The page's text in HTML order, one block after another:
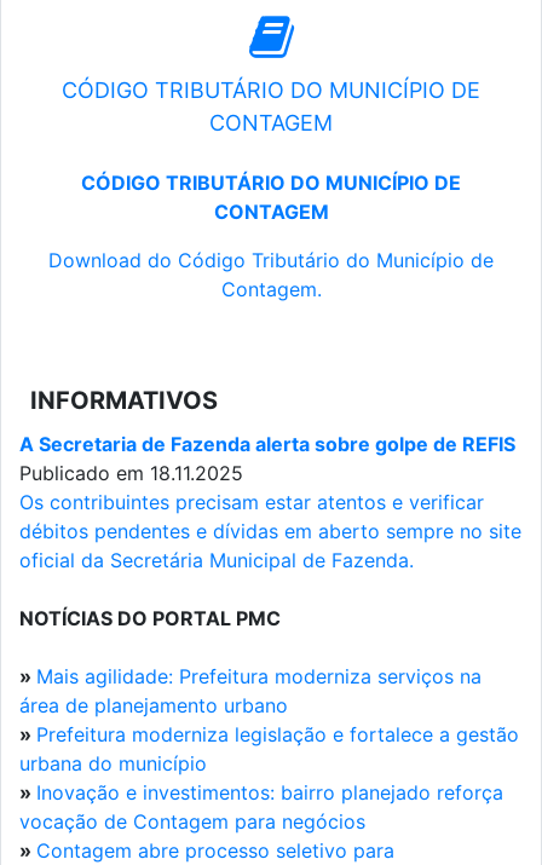
CÓDIGO TRIBUTÁRIO DO MUNICÍPIO DE
CONTAGEM
CÓDIGO TRIBUTÁRIO DO MUNICÍPIO DE
CONTAGEM
Download do Código Tributário do Município de
Contagem.
INFORMATIVOS
A Secretaria de Fazenda alerta sobre golpe de REFIS
Publicado em 18.11.2025
Os contribuintes precisam estar atentos e verificar
débitos pendentes e dívidas em aberto sempre no site
oficial da Secretária Municipal de Fazenda.
NOTÍCIAS DO PORTAL PMC
» Mais agilidade: Prefeitura moderniza serviços na
área de planejamento urbano
» Prefeitura moderniza legislação e fortalece a gestão
urbana do município
» Inovação e investimentos: bairro planejado reforça
vocação de Contagem para negócios
» Contagem abre processo seletivo para